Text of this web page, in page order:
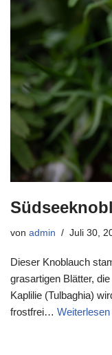
von admin Juli 30,
Dieser Knoblauch
grasartigen Blätter,
Kaplilie (Tulbaghia)
frostfrei… Weiterlesen